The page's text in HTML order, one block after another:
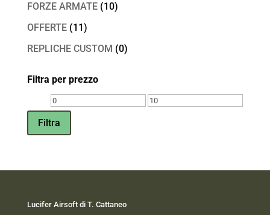
FORZE ARMATE (10)
OFFERTE (11)
REPLICHE CUSTOM (0)
Filtra per prezzo
Prezzo
Min
Prezzo
Filtra
Lucifer Airsoft di T. Cattaneo